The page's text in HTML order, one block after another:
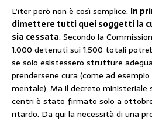
L’iter però non è così semplice. In
dimettere tutti quei soggetti la
sia cessata. Secondo la
1.000 detenuti sui 1.500 totali
se solo esistessero strutture
prendersene cura (come ad
mentale). Ma il decreto ministeriale
centri è stato firmato solo a
ritardo. Da qui la necessità di una